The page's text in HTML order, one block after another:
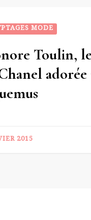
MODE
Toulin,
adorée
2015